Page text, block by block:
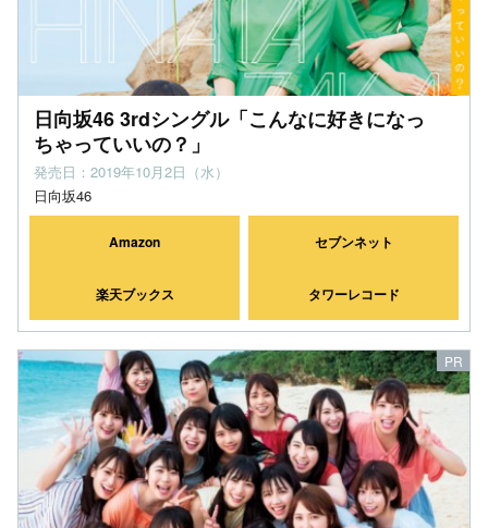
日向坂46 3rdシングル「こんなに好きになっ
ちゃっていいの？」
発売日：2019年10月2日（水）
日向坂46
Amazon セブンネット
楽天ブックス タワーレコード